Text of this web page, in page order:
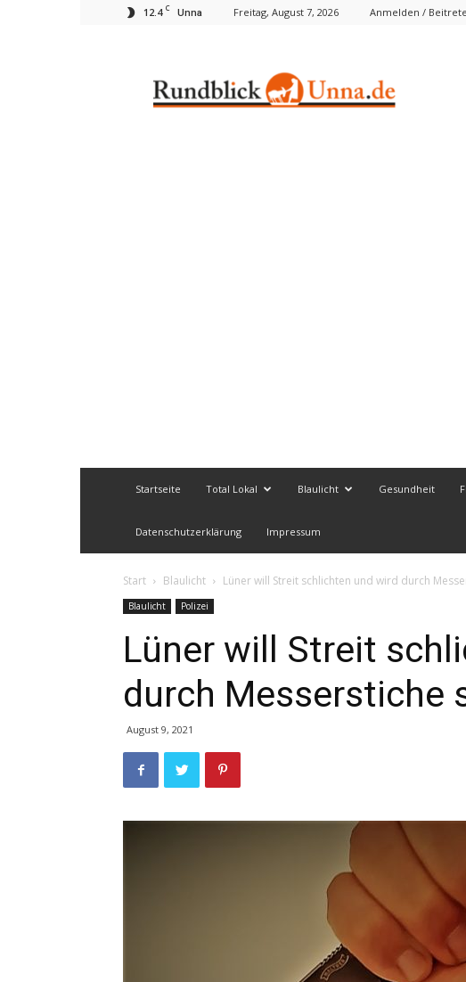
12.4 C Unna Freitag, August 7, 2026 Anmelden /
Startseite Total Lokal Blaulicht Gesundheit
Datenschutzerklärung Impressum
Start Blaulicht Lüner will Streit schlichten und wird durch
Blaulicht Polizei
Lüner will Streit
durch Messerstiche
August 9, 2021